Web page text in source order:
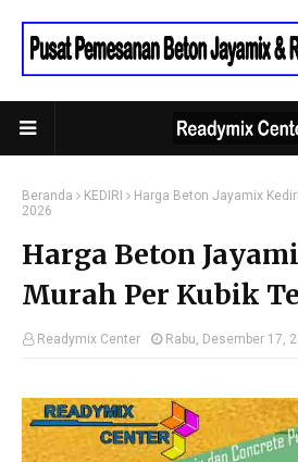
Beranda KEDIRI
Harga Beton Jayamix
2026
Harga Beton
Murah Per Kubik
Readymix Center Rabu, Desember 17,